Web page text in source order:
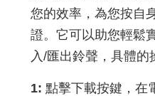
您的效率，為您按自
證。它可以助您輕鬆
入/匯出鈴聲，具體的
1: 點擊下載按鍵，在